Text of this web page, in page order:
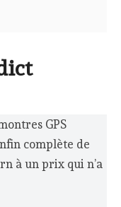
GPS
complète de
à un prix qui n’a